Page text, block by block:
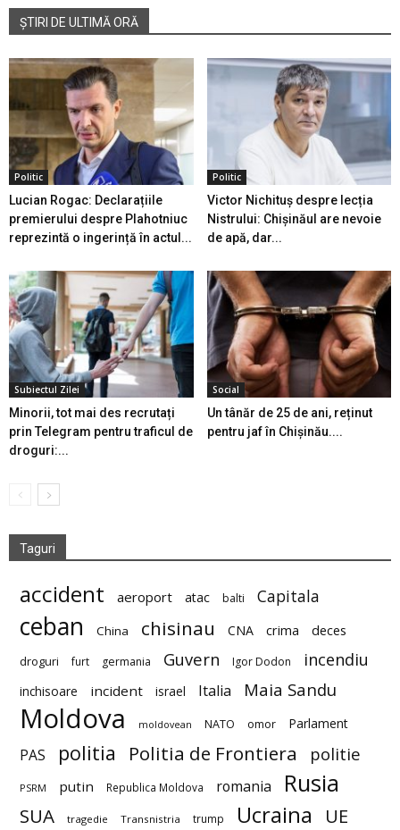
ȘTIRI DE ULTIMĂ ORĂ
Politic
Lucian Rogac: Declarațiile
premierului despre Plahotniuc
reprezintă o ingerință în actul...
Politic
Victor Nichituș despre lecția
Nistrului: Chișinăul are nevoie
de apă, dar...
Subiectul Zilei
Minorii, tot mai des recrutați
prin Telegram pentru traficul de
droguri:...
Social
Un tânăr de 25 de ani, reținut
pentru jaf în Chișinău....
Taguri
accident aeroport atac balti Capitala
ceban China chisinau CNA crima deces
droguri furt germania Guvern Igor Dodon incendiu
inchisoare incident israel Italia Maia Sandu
Moldova moldovean NATO omor Parlament
PAS politia Politia de Frontiera politie
PSRM putin Republica Moldova romania Rusia
SUA tragedie Transnistria trump Ucraina UE